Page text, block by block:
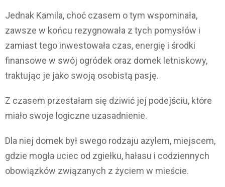
Jednak Kamila, choć czasem o tym wspominała,
zawsze w końcu rezygnowała z tych pomysłów i
zamiast tego inwestowała czas, energię i środki
finansowe w swój ogródek oraz domek letniskowy,
traktując je jako swoją osobistą pasję.
Z czasem przestałam się dziwić jej podejściu, które
miało swoje logiczne uzasadnienie.
Dla niej domek był swego rodzaju azylem, miejscem,
gdzie mogła uciec od zgiełku, hałasu i codziennych
obowiązków związanych z życiem w mieście.